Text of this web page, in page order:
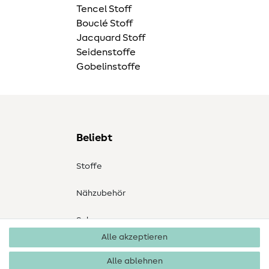
Tencel Stoff
Bouclé Stoff
Jacquard Stoff
Seidenstoffe
Gobelinstoffe
Beliebt
Stoffe
Nähzubehör
Sale
Schnittmuster
Alle akzeptieren
Alle ablehnen